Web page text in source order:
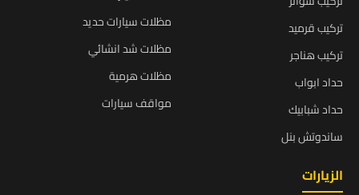
تركيب قرميد
تركيب هناجر
حداد ابواب
حداد شبابيك
ساندوتش بنل
مظلات سيارات حديد
مظلات شد انشائي
مظلات هرمية
مواقف سيارات
الزيارات